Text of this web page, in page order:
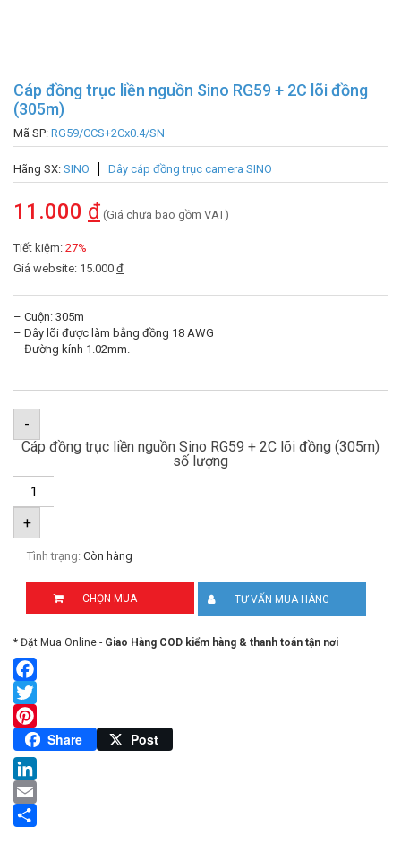
Cáp đồng trục liền nguồn Sino RG59 + 2C lõi đồng
(305m)
Mã SP: RG59/CCS+2Cx0.4/SN
Hãng SX: SINO Dây cáp đồng trục camera SINO
11.000 đ (Giá chưa bao gồm VAT)
Tiết kiệm: 27%
Giá website: 15.000 đ
– Cuộn: 305m
– Dây lõi được làm bằng đồng 18 AWG
– Đường kính 1.02mm.
-
Cáp đồng trục liền nguồn Sino RG59 + 2C lõi đồng (305m)
số lượng
+
Tình trạng: Còn hàng
CHỌN MUA TƯ VẤN MUA HÀNG
* Đặt Mua Online - Giao Hàng COD kiểm hàng & thanh toán tận nơi
Facebook
Twitter
Pinterest
Share Post
LinkedIn
Email